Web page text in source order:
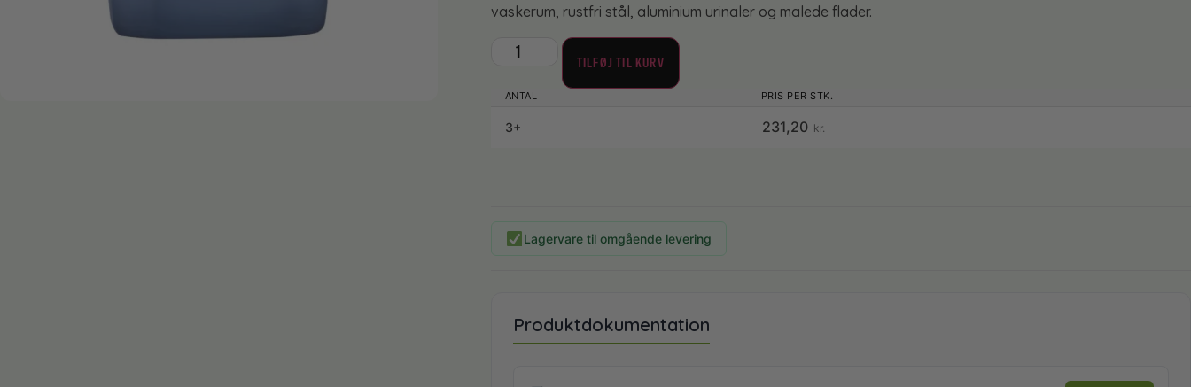
vaskerum, rustfri stål, aluminium urinaler og malede flader.
TILFØJ TIL KURV
3+ 231,20 kr.
Lagervare til omgående levering
Produktdokumentation